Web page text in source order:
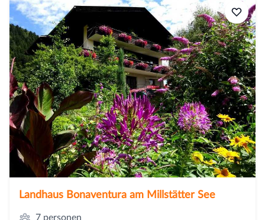
Landhaus Bonaventura am Millstätter See
7 personen